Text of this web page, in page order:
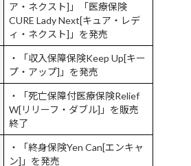
ア・ネクスト]」「医療保険
CURE Lady Next[キュア・レデ
ィ・ネクスト]」を発売
・「収入保障保険Keep Up[キー
プ・アップ]」を発売
・「死亡保障付医療保険Relief
W[リリーフ・ダブル]」を販売
終了
・「終身保険Yen Can[エンキャ
ン]」を発売